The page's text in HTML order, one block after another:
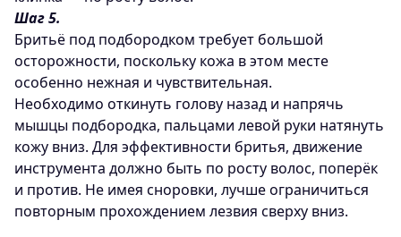
Шаг 5.
Бритьё под подбородком требует большой
осторожности, поскольку кожа в этом месте
особенно нежная и чувствительная.
Необходимо откинуть голову назад и напрячь
мышцы подбородка, пальцами левой руки натянуть
кожу вниз. Для эффективности бритья, движение
инструмента должно быть по росту волос, поперёк
и против. Не имея сноровки, лучше ограничиться
повторным прохождением лезвия сверху вниз.